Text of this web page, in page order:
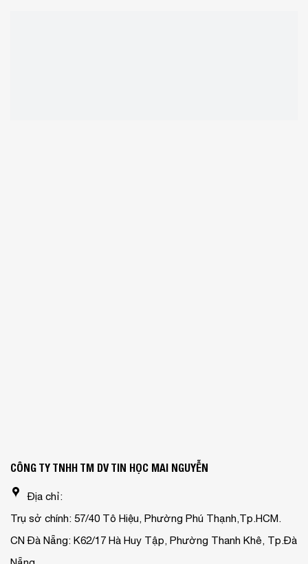
CÔNG TY TNHH TM DV TIN HỌC MAI NGUYỄN
Địa chỉ:
Trụ sở chính: 57/40 Tô Hiệu, Phường Phú Thạnh,Tp.HCM.
CN Đà Nẵng: K62/17 Hà Huy Tập, Phường Thanh Khê, Tp.Đà